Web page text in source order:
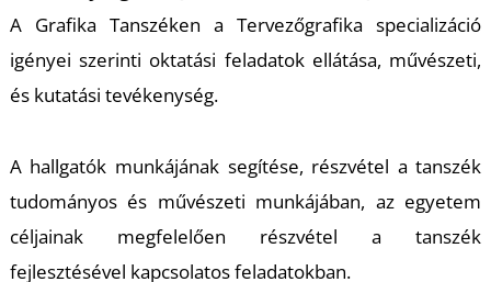
A Grafika Tanszéken a Tervezőgrafika specializáció
igényei szerinti oktatási feladatok ellátása, művészeti,
és kutatási tevékenység.
A hallgatók munkájának segítése, részvétel a tanszék
tudományos és művészeti munkájában, az egyetem
céljainak megfelelően részvétel a tanszék
fejlesztésével kapcsolatos feladatokban.